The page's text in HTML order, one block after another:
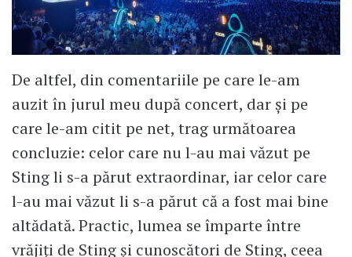
De altfel, din comentariile pe care le-am
auzit în jurul meu după concert, dar și pe
care le-am citit pe net, trag următoarea
concluzie: celor care nu l-au mai văzut pe
Sting li s-a părut extraordinar, iar celor care
l-au mai văzut li s-a părut că a fost mai bine
altădată. Practic, lumea se împarte între
vrăjiți de Sting și cunoscători de Sting, ceea